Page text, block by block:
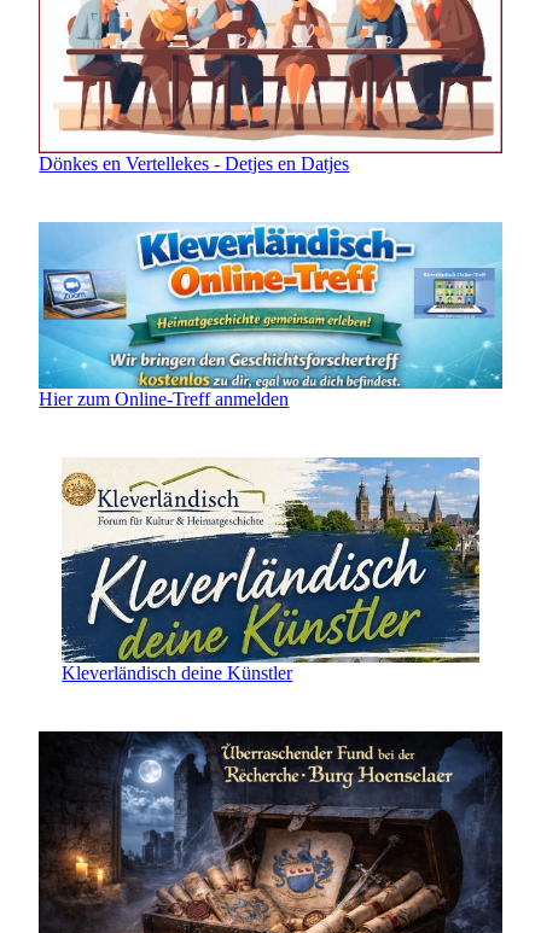
Dönkes en Vertellekes - Detjes en Datjes
Hier zum Online-Treff anmelden
Kleverländisch deine Künstler